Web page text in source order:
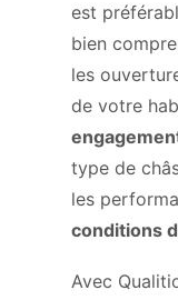
est
bien
les
de votre
type de
les
conditions
Avec